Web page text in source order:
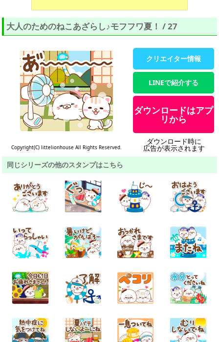
大人のためのねこあざらし♪モフフワ夏！ / 27
Copyright(C) littelionhouse All Rights Reserved.
クリエイター情報
LINEで紹介する
ダウンロードはアプ
リから
ダウンロード時に
広告が表示されます
同じシリーズの他のスタンプはこちら